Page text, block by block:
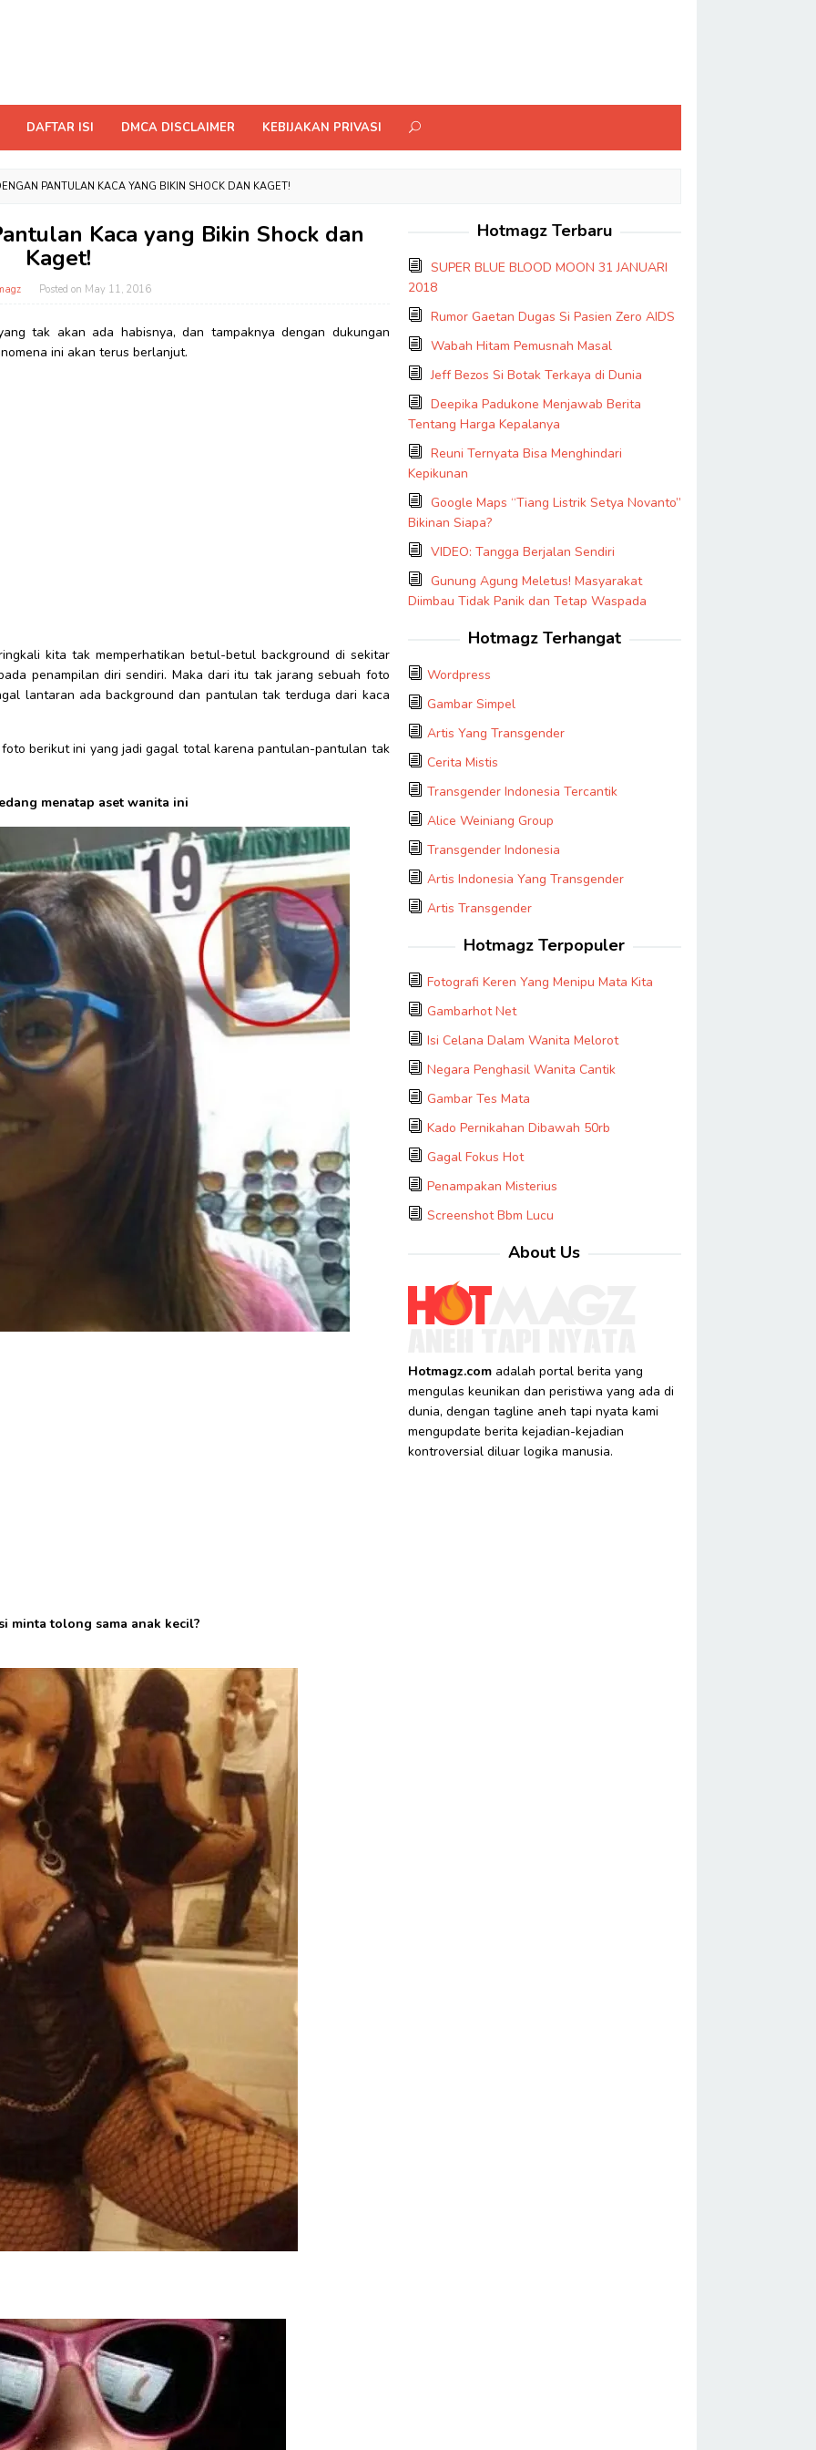
DAFTAR ISI DMCA DISCLAIMER KEBIJAKAN PRIVASI
PANTULAN KACA YANG BIKIN SHOCK DAN KAGET!
Kaca yang Bikin Shock dan
Kaget!
Posted on May 11, 2016
tak akan ada habisnya, dan tampaknya dengan dukungan
ini akan terus berlanjut.
kita tak memperhatikan betul-betul background di sekitar
penampilan diri sendiri. Maka dari itu tak jarang sebuah foto
lantaran ada background dan pantulan tak terduga dari kaca
berikut ini yang jadi gagal total karena pantulan-pantulan tak
menatap aset wanita ini
minta tolong sama anak kecil?
Hotmagz Terbaru
SUPER BLUE BLOOD MOON 31 JANUARI
2018
Rumor Gaetan Dugas Si Pasien Zero AIDS
Wabah Hitam Pemusnah Masal
Jeff Bezos Si Botak Terkaya di Dunia
Deepika Padukone Menjawab Berita
Tentang Harga Kepalanya
Reuni Ternyata Bisa Menghindari
Kepikunan
Google Maps “Tiang Listrik Setya Novanto”
Bikinan Siapa?
VIDEO: Tangga Berjalan Sendiri
Gunung Agung Meletus! Masyarakat
Diimbau Tidak Panik dan Tetap Waspada
Hotmagz Terhangat
Wordpress
Gambar Simpel
Artis Yang Transgender
Cerita Mistis
Transgender Indonesia Tercantik
Alice Weiniang Group
Transgender Indonesia
Artis Indonesia Yang Transgender
Artis Transgender
Hotmagz Terpopuler
Fotografi Keren Yang Menipu Mata Kita
Gambarhot Net
Isi Celana Dalam Wanita Melorot
Negara Penghasil Wanita Cantik
Gambar Tes Mata
Kado Pernikahan Dibawah 50rb
Gagal Fokus Hot
Penampakan Misterius
Screenshot Bbm Lucu
About Us
Hotmagz.comadalah portal berita yang
mengulas keunikan dan peristiwa yang ada di
dunia, dengan tagline aneh tapi nyata kami
mengupdate berita kejadian-kejadian
kontroversial diluar logika manusia.